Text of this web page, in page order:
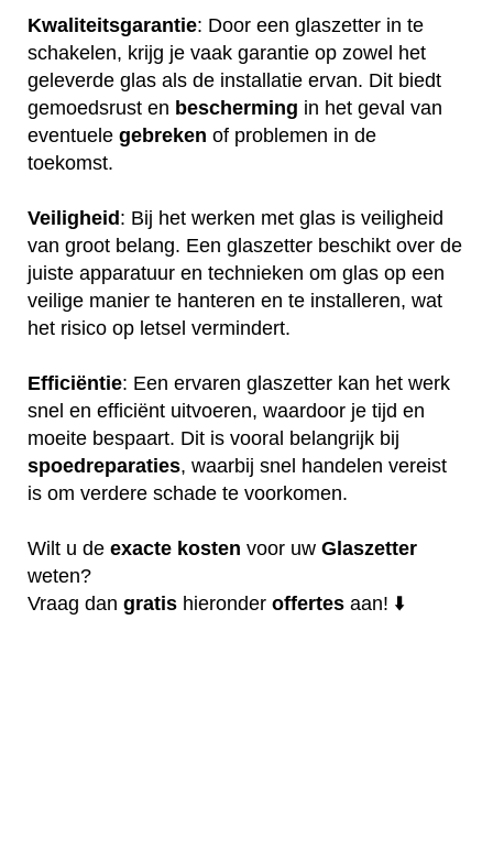
Kwaliteitsgarantie: Door een glaszetter in te
schakelen, krijg je vaak garantie op zowel het
geleverde glas als de installatie ervan. Dit biedt
gemoedsrust en bescherming in het geval van
eventuele gebreken of problemen in de
toekomst.
Veiligheid: Bij het werken met glas is veiligheid
van groot belang. Een glaszetter beschikt over de
juiste apparatuur en technieken om glas op een
veilige manier te hanteren en te installeren, wat
het risico op letsel vermindert.
Efficiëntie: Een ervaren glaszetter kan het werk
snel en efficiënt uitvoeren, waardoor je tijd en
moeite bespaart. Dit is vooral belangrijk bij
spoedreparaties, waarbij snel handelen vereist
is om verdere schade te voorkomen.
Wilt u de exacte kosten voor uw Glaszetter
weten?
Vraag dan gratis hieronder offertes aan! ⬇️